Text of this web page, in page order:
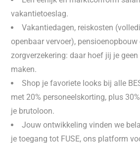
vakantietoeslag.
Vakantiedagen, reiskosten
openbaar vervoer), pensioenopbouw
zorgverzekering: daar hoef jij je
maken.
Shop je favoriete looks bij alle
met 20% personeelskorting, plus
je brutoloon.
Jouw ontwikkeling vinden we
je toegang tot FUSE, ons platform